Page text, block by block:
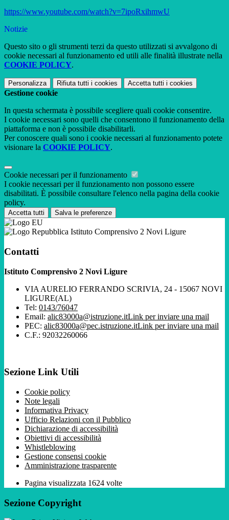
https://www.youtube.com/watch?v=7ipoRxihmwU
Notizie
Questo sito o gli strumenti terzi da questo utilizzati si avvalgono di
cookie necessari al funzionamento ed utili alle finalità illustrate nella
COOKIE POLICY.
Personalizza Rifiuta tutti i cookies Accetta tutti i cookies
Gestione cookie
In questa schermata è possibile scegliere quali cookie consentire.
I cookie necessari sono quelli che consentono il funzionamento della
piattaforma e non è possibile disabilitarli.
Per conoscere quali sono i cookie necessari al funzionamento potete
visionare la COOKIE POLICY.
Cookie necessari per il funzionamento
I cookie necessari per il funzionamento non possono essere
disabilitati. È possibile consultare l'elenco nella pagina della cookie
policy.
Accetta tutti Salva le preferenze
Istituto Comprensivo 2 Novi Ligure
Contatti
Istituto Comprensivo 2 Novi Ligure
VIA AURELIO FERRANDO SCRIVIA, 24 - 15067 NOVI
LIGURE(AL)
Tel: 0143/76047
Email: alic83000a@istruzione.itLink per inviare una mail
PEC: alic83000a@pec.istruzione.itLink per inviare una mail
C.F.: 92032260066
Sezione Link Utili
Cookie policy
Note legali
Informativa Privacy
Ufficio Relazioni con il Pubblico
Dichiarazione di accessibilità
Obiettivi di accessibilità
Whistleblowing
Gestione consensi cookie
Amministrazione trasparente
Pagina visualizzata 1624 volte
Sezione Copyright